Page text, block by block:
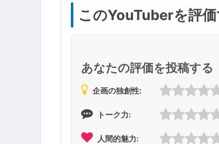
このYouTuberを評
あなたの評価を投稿する
企画の独創性:
トーク力:
人間的魅力: